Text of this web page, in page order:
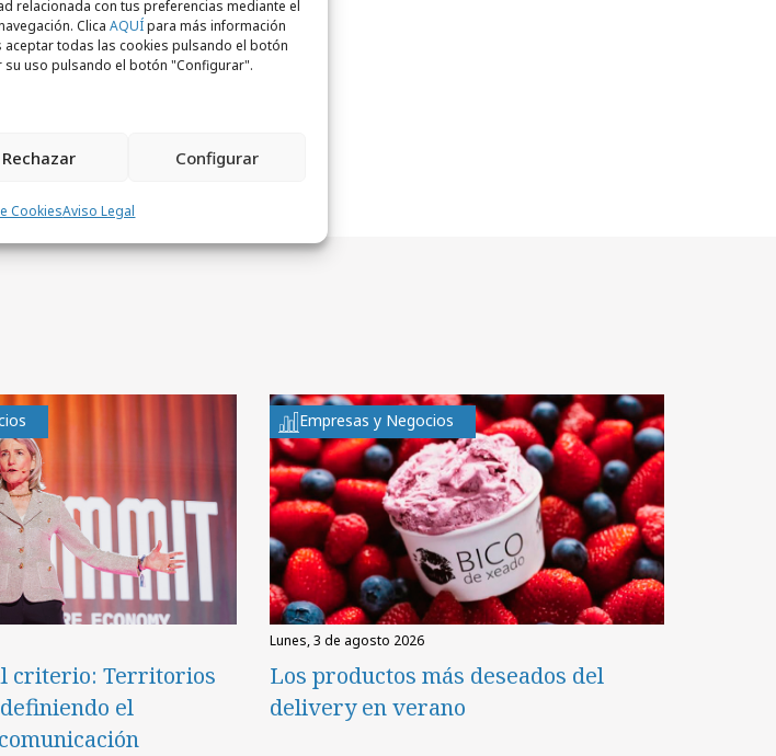
relacionada con tus preferencias mediante el
Clica AQUÍpara más información
aceptar todas las cookies pulsando el botón
uso pulsando el botón "Configurar".
Rechazar Configurar
CookiesAviso Legal
criterio: Territorios
el
Empresas y Negocios
lunes, 3 de agosto 2026
Los productos más deseados del
delivery en verano